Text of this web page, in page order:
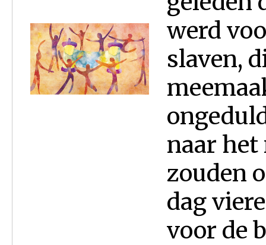
werd
slaven,
naar het
zouden
dag
voor de